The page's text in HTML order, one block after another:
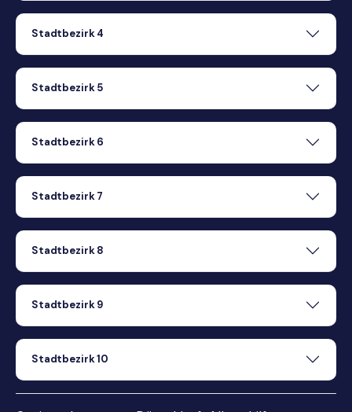
Stadtbezirk 4
Stadtbezirk 5
Stadtbezirk 6
Stadtbezirk 7
Stadtbezirk 8
Stadtbezirk 9
Stadtbezirk 10